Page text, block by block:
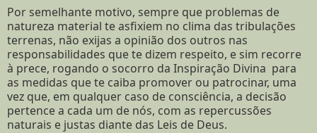
Por semelhante motivo, sempre que problemas de
natureza material te asfixiem no clima das tribulações
terrenas, não exijas a opinião dos outros nas
responsabilidades que te dizem respeito, e sim recorre
à prece, rogando o socorro da Inspiração Divina para
as medidas que te caiba promover ou patrocinar, uma
vez que, em qualquer caso de consciência, a decisão
pertence a cada um de nós, com as repercussões
naturais e justas diante das Leis de Deus.